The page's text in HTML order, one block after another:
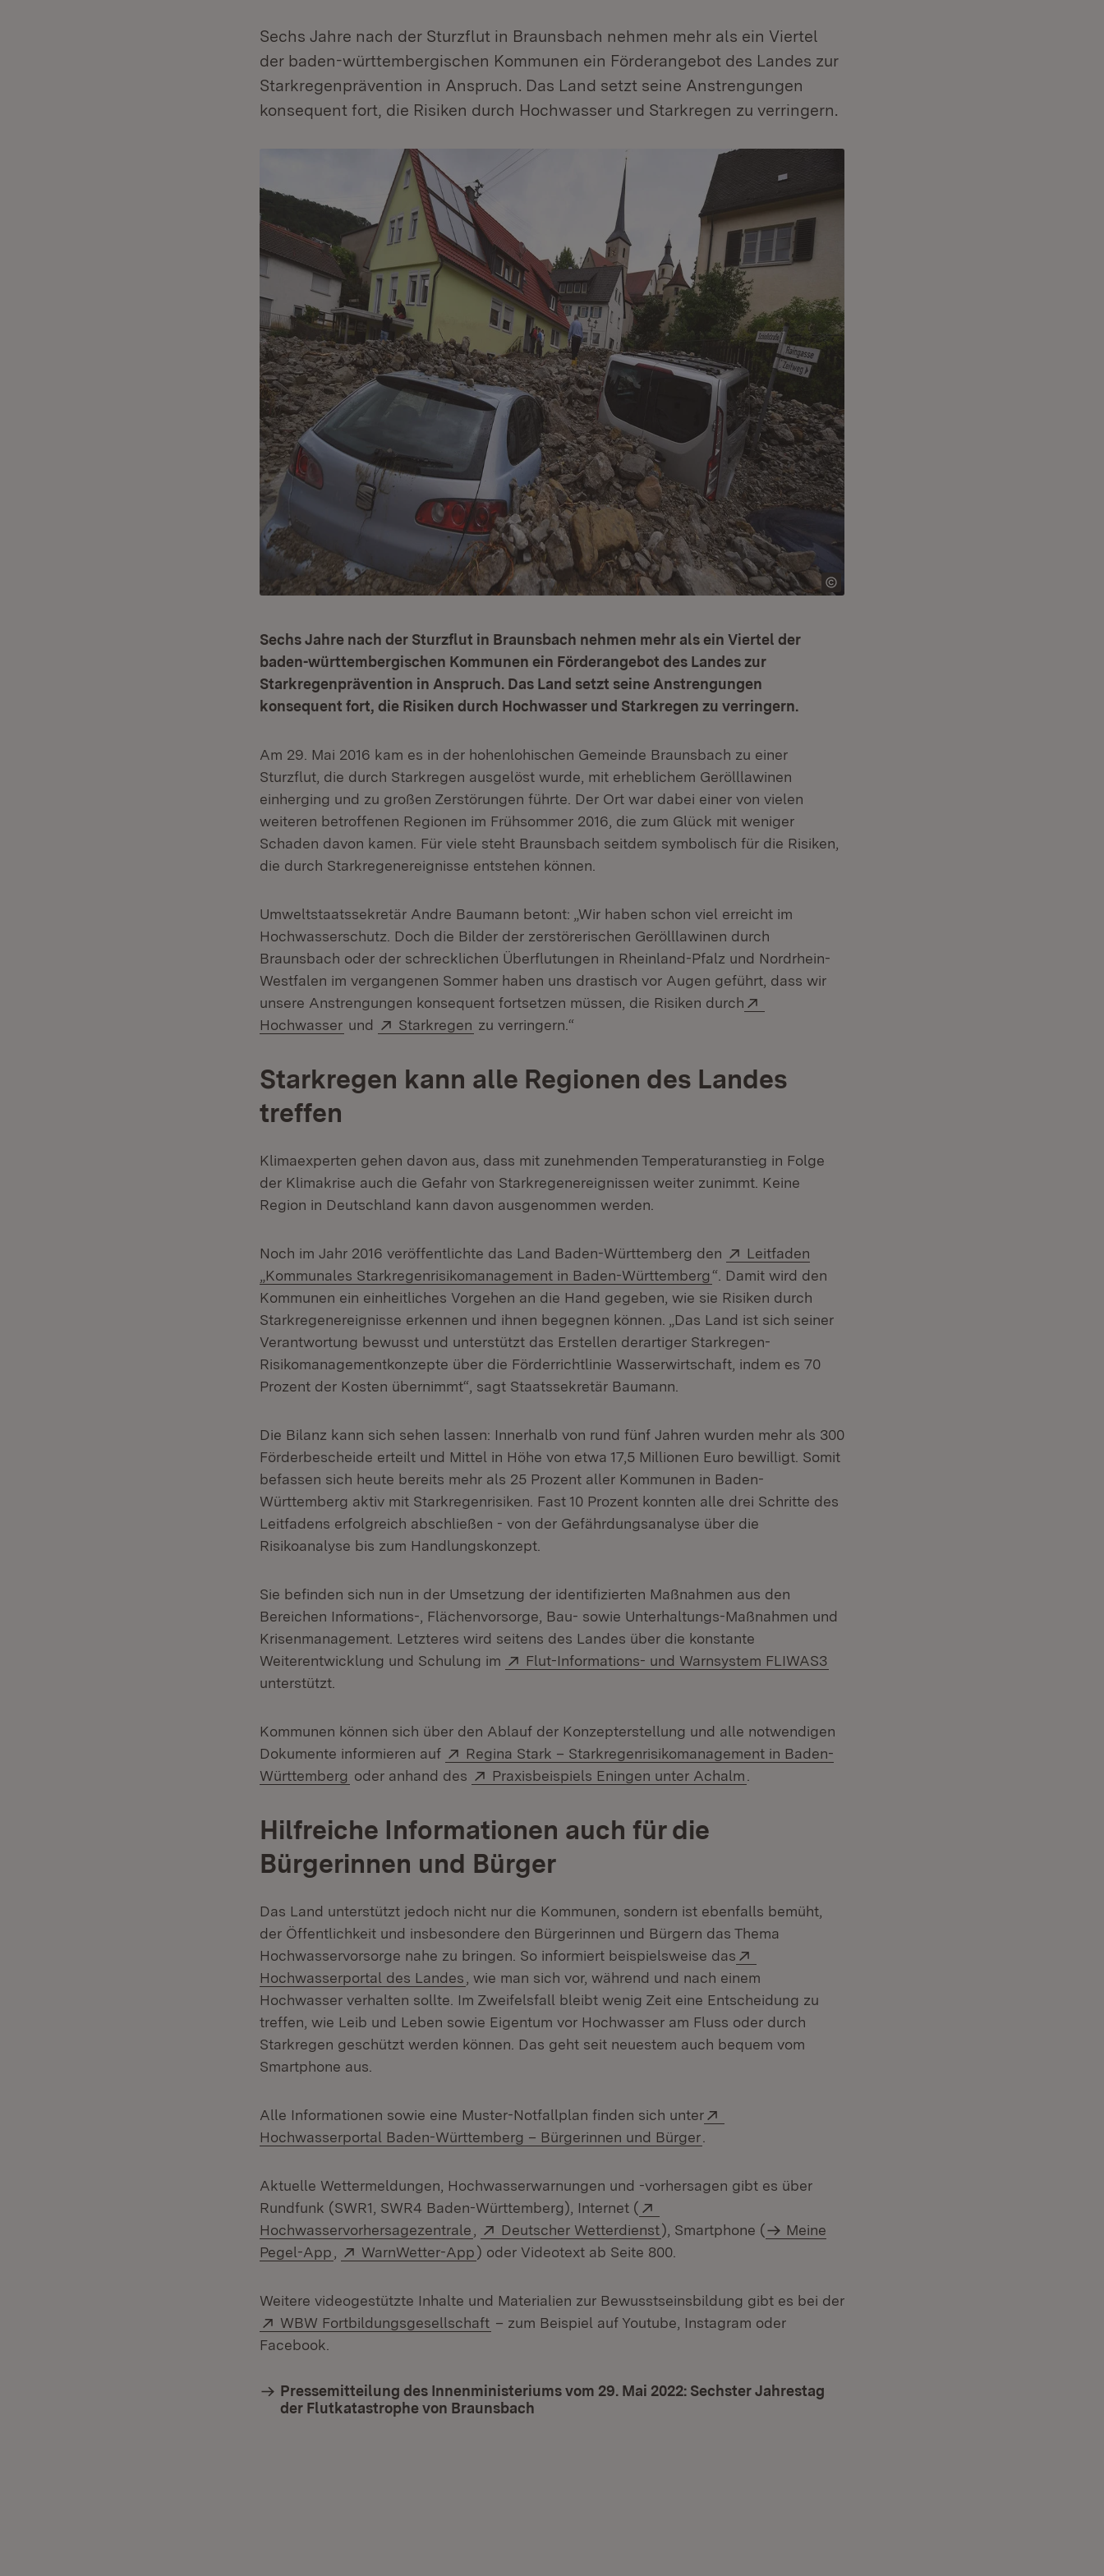
Sechs Jahre nach der Sturzflut in Braunsbach nehmen mehr als ein Viertel
der baden-württembergischen Kommunen ein Förderangebot des Landes zur
Starkregenprävention in Anspruch. Das Land setzt seine Anstrengungen
konsequent fort, die Risiken durch Hochwasser und Starkregen zu verringern.
Sechs Jahre nach der Sturzflut in Braunsbach nehmen mehr als ein Viertel der
baden-württembergischen Kommunen ein Förderangebot des Landes zur
Starkregenprävention in Anspruch. Das Land setzt seine Anstrengungen
konsequent fort, die Risiken durch Hochwasser und Starkregen zu verringern.
Am 29. Mai 2016 kam es in der hohenlohischen Gemeinde Braunsbach zu einer
Sturzflut, die durch Starkregen ausgelöst wurde, mit erheblichem Gerölllawinen
einherging und zu großen Zerstörungen führte. Der Ort war dabei einer von vielen
weiteren betroffenen Regionen im Frühsommer 2016, die zum Glück mit weniger
Schaden davon kamen. Für viele steht Braunsbach seitdem symbolisch für die Risiken,
die durch Starkregenereignisse entstehen können.
Umweltstaatssekretär Andre Baumann betont: „Wir haben schon viel erreicht im
Hochwasserschutz. Doch die Bilder der zerstörerischen Gerölllawinen durch
Braunsbach oder der schrecklichen Überflutungen in Rheinland-Pfalz und Nordrhein-
Westfalen im vergangenen Sommer haben uns drastisch vor Augen geführt, dass wir
unsere Anstrengungen konsequent fortsetzen müssen, die Risiken durch
Hochwasser (Öffnet in neuem Fenster)
und Extern:
Starkregen (Öffnet in neuem Fenster)
zu verringern.“
Starkregen kann alle Regionen des Landes
treffen
Klimaexperten gehen davon aus, dass mit zunehmenden Temperaturanstieg in Folge
der Klimakrise auch die Gefahr von Starkregenereignissen weiter zunimmt. Keine
Region in Deutschland kann davon ausgenommen werden.
Noch im Jahr 2016 veröffentlichte das Land Baden-Württemberg den Extern:
Leitfaden
„Kommunales Starkregenrisikomanagement in Baden-Württemberg(Öffnet in neuem Fenster)
“. Damit wird den
Kommunen ein einheitliches Vorgehen an die Hand gegeben, wie sie Risiken durch
Starkregenereignisse erkennen und ihnen begegnen können. „Das Land ist sich seiner
Verantwortung bewusst und unterstützt das Erstellen derartiger Starkregen-
Risikomanagementkonzepte über die Förderrichtlinie Wasserwirtschaft, indem es 70
Prozent der Kosten übernimmt“, sagt Staatssekretär Baumann.
Die Bilanz kann sich sehen lassen: Innerhalb von rund fünf Jahren wurden mehr als 300
Förderbescheide erteilt und Mittel in Höhe von etwa 17,5 Millionen Euro bewilligt. Somit
befassen sich heute bereits mehr als 25 Prozent aller Kommunen in Baden-
Württemberg aktiv mit Starkregenrisiken. Fast 10 Prozent konnten alle drei Schritte des
Leitfadens erfolgreich abschließen - von der Gefährdungsanalyse über die
Risikoanalyse bis zum Handlungskonzept.
Sie befinden sich nun in der Umsetzung der identifizierten Maßnahmen aus den
Bereichen Informations-, Flächenvorsorge, Bau- sowie Unterhaltungs-Maßnahmen und
Krisenmanagement. Letzteres wird seitens des Landes über die konstante
Weiterentwicklung und Schulung im
Extern:
Flut-Informations- und Warnsystem FLIWAS3
unterstützt.
Kommunen können sich über den Ablauf der Konzepterstellung und alle notwendigen
Dokumente informieren auf
Extern:
Regina Stark – Starkregenrisikomanagement in Baden-
Württemberg (Öffnet in neuem Fenster)
oder anhand des Extern:
Praxisbeispiels Eningen unter Achalm
Hilfreiche Informationen auch für die
Bürgerinnen und Bürger
Das Land unterstützt jedoch nicht nur die Kommunen, sondern ist ebenfalls bemüht,
der Öffentlichkeit und insbesondere den Bürgerinnen und Bürgern das Thema
Hochwasservorsorge nahe zu bringen. So informiert beispielsweise das
Hochwasserportal des Landes (Öffnet in neuem Fenster)
, wie man sich vor, während und nach einem
Hochwasser verhalten sollte. Im Zweifelsfall bleibt wenig Zeit eine Entscheidung zu
treffen, wie Leib und Leben sowie Eigentum vor Hochwasser am Fluss oder durch
Starkregen geschützt werden können. Das geht seit neuestem auch bequem vom
Smartphone aus.
Alle Informationen sowie eine Muster-Notfallplan finden sich unter
Hochwasserportal Baden-Württemberg – Bürgerinnen und Bürger
Aktuelle Wettermeldungen, Hochwasserwarnungen und -vorhersagen gibt es über
Rundfunk (SWR1, SWR4 Baden-Württemberg), Internet (
Hochwasservorhersagezentrale (Öffnet in neuem Fenster)
Extern:
Deutscher Wetterdienst(Öffnet in neuem Fenster)
), Smartphone (
Meine
Pegel-App
Extern:
WarnWetter-App(Öffnet in neuem Fenster)
) oder Videotext ab Seite 800.
Weitere videogestützte Inhalte und Materialien zur Bewusstseinsbildung gibt es bei der
Extern:
WBW Fortbildungsgesellschaft (Öffnet in neuem Fenster)
– zum Beispiel auf Youtube, Instagram oder
Facebook.
Pressemitteilung des Innenministeriums vom 29. Mai 2022: Sechster Jahrestag
der Flutkatastrophe von Braunsbach